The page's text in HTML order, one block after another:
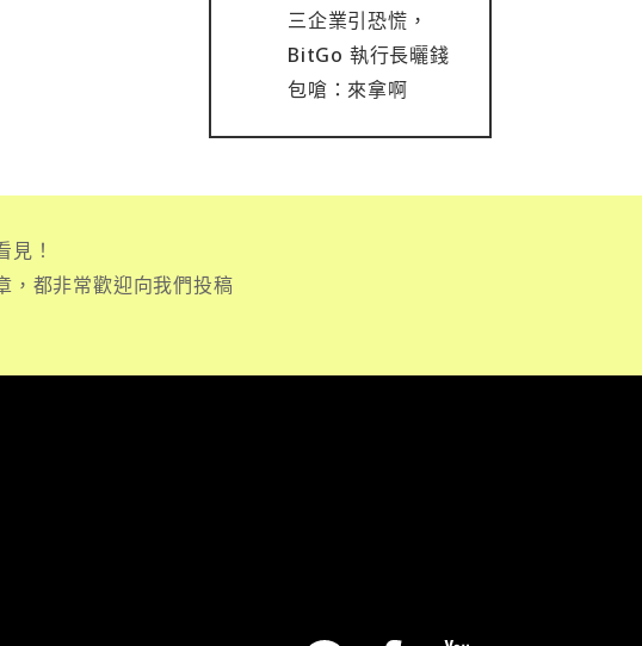
三企業引恐慌，
BitGo 執行長曬錢
包嗆：來拿啊
！
，都非常歡迎向我們投稿